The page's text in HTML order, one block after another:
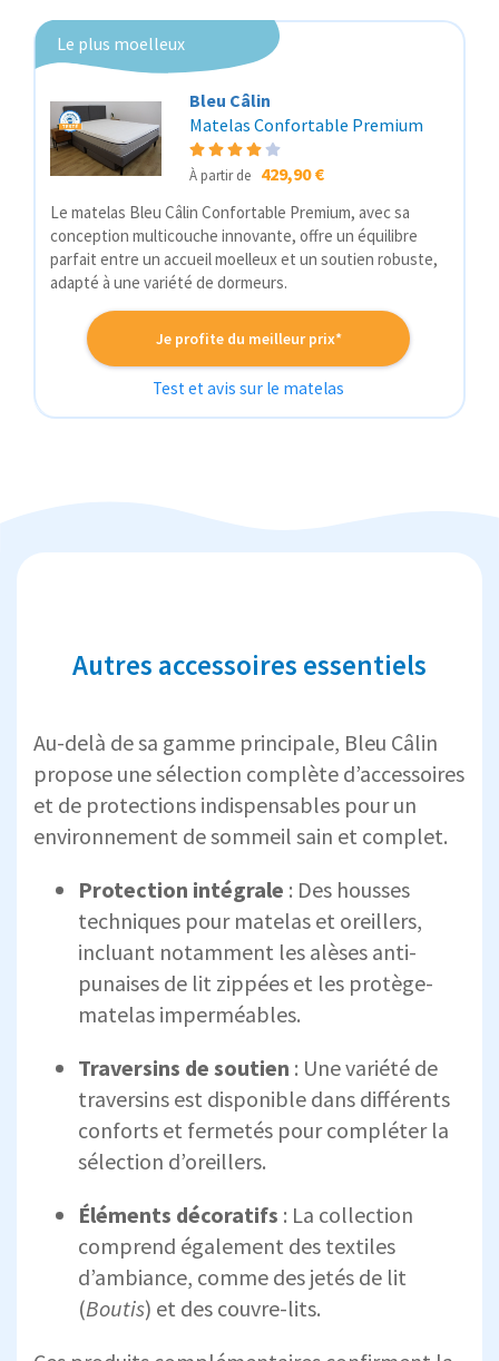
Le plus moelleux
Bleu Câlin
Matelas Confortable Premium
À partir de 429,90 €
Le matelas Bleu Câlin Confortable Premium, avec sa
conception multicouche innovante, offre un équilibre
parfait entre un accueil moelleux et un soutien robuste,
adapté à une variété de dormeurs.
Je profite du meilleur prix*
Test et avis sur le matelas
Autres accessoires essentiels
Au-delà de sa gamme principale, Bleu Câlin
propose une sélection complète d’accessoires
et de protections indispensables pour un
environnement de sommeil sain et complet.
Protection intégrale : Des housses
techniques pour matelas et oreillers,
incluant notamment les alèses anti-
punaises de lit zippées et les protège-
matelas imperméables.
Traversins de soutien : Une variété de
traversins est disponible dans différents
conforts et fermetés pour compléter la
sélection d’oreillers.
Éléments décoratifs : La collection
comprend également des textiles
d’ambiance, comme des jetés de lit
(Boutis) et des couvre-lits.